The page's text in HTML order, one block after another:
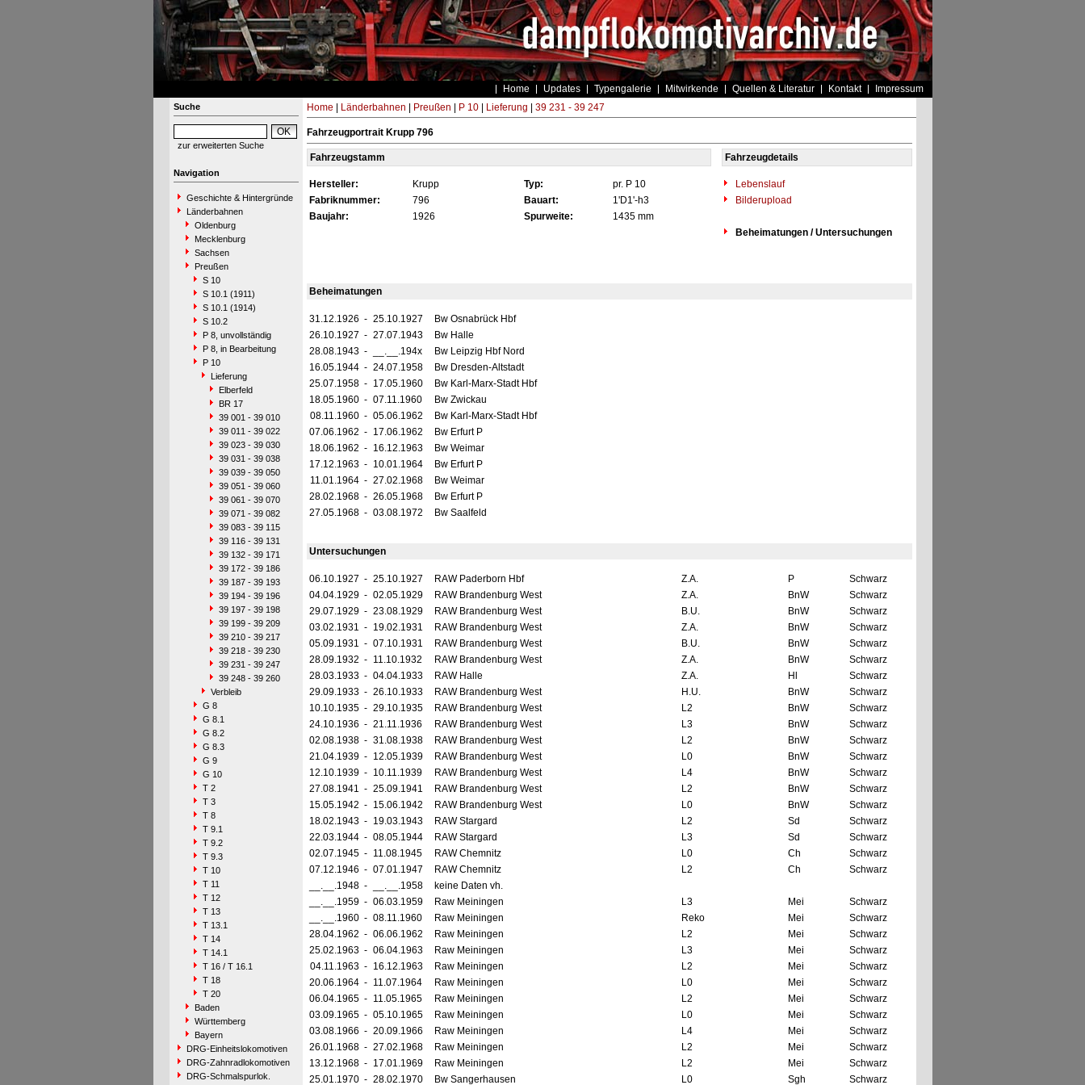
Home Updates Typengalerie Mitwirkende Quellen & Literatur Kontakt Impressum
Suche
zur erweiterten Suche
Navigation
Geschichte & Hintergründe
Länderbahnen
Oldenburg
Mecklenburg
Sachsen
Preußen
S 10
S 10.1 (1911)
S 10.1 (1914)
S 10.2
P 8, unvollständig
P 8, in Bearbeitung
P 10
Lieferung
Elberfeld
BR 17
39 001 - 39 010
39 011 - 39 022
39 023 - 39 030
39 031 - 39 038
39 039 - 39 050
39 051 - 39 060
39 061 - 39 070
39 071 - 39 082
39 083 - 39 115
39 116 - 39 131
39 132 - 39 171
39 172 - 39 186
39 187 - 39 193
39 194 - 39 196
39 197 - 39 198
39 199 - 39 209
39 210 - 39 217
39 218 - 39 230
39 231 - 39 247
39 248 - 39 260
Verbleib
G 8
G 8.1
G 8.2
G 8.3
G 9
G 10
T 2
T 3
T 8
T 9.1
T 9.2
T 9.3
T 10
T 11
T 12
T 13
T 13.1
T 14
T 14.1
T 16 / T 16.1
T 18
T 20
Baden
Württemberg
Bayern
DRG-Einheitslokomotiven
DRG-Zahnradlokomotiven
DRG-Schmalspurlok.
Home Länderbahnen Preußen P 10| Lieferung 39 231 - 39 247
Fahrzeugportrait Krupp 796
Fahrzeugstamm Fahrzeugdetails
Hersteller: Krupp Typ: pr. P 10
Lebenslauf
Fabriknummer:
796 Bauart: 1'D1'-h3
Bilderupload
Baujahr:
1926 Spurweite:
1435 mm
Beheimatungen / Untersuchungen
Beheimatungen
31.12.1926 - 25.10.1927
Bw Osnabrück Hbf
26.10.1927 - 27.07.1943
Bw Halle
28.08.1943 - __.__.194x
Bw Leipzig Hbf Nord
16.05.1944 - 24.07.1958
Bw Dresden-Altstadt
25.07.1958 - 17.05.1960
Bw Karl-Marx-Stadt Hbf
18.05.1960 - 07.11.1960
Bw Zwickau
08.11.1960 - 05.06.1962
Bw Karl-Marx-Stadt Hbf
07.06.1962 - 17.06.1962
Bw Erfurt P
18.06.1962 - 16.12.1963
Bw Weimar
17.12.1963 - 10.01.1964
Bw Erfurt P
11.01.1964 - 27.02.1968
Bw Weimar
28.02.1968 - 26.05.1968
Bw Erfurt P
27.05.1968 - 03.08.1972 Bw Saalfeld
Untersuchungen
06.10.1927 - 25.10.1927 RAW Paderborn Hbf Z.A. P
Schwarz
04.04.1929 - 02.05.1929 RAW Brandenburg West Z.A. BnW
Schwarz
29.07.1929 - 23.08.1929 RAW Brandenburg West B.U. BnW
Schwarz
03.02.1931 - 19.02.1931 RAW Brandenburg West Z.A. BnW
Schwarz
05.09.1931 - 07.10.1931 RAW Brandenburg West B.U. BnW
Schwarz
28.09.1932 - 11.10.1932 RAW Brandenburg West Z.A. BnW
Schwarz
28.03.1933 - 04.04.1933 RAW Halle Z.A. Hl
Schwarz
29.09.1933 - 26.10.1933 RAW Brandenburg West H.U. BnW
Schwarz
10.10.1935 - 29.10.1935 RAW Brandenburg West L2 BnW
Schwarz
24.10.1936 - 21.11.1936 RAW Brandenburg West L3 BnW
Schwarz
02.08.1938 - 31.08.1938 RAW Brandenburg West L2 BnW
Schwarz
21.04.1939 - 12.05.1939 RAW Brandenburg West L0 BnW
Schwarz
12.10.1939 - 10.11.1939 RAW Brandenburg West L4 BnW
Schwarz
27.08.1941 - 25.09.1941 RAW Brandenburg West L2 BnW
Schwarz
15.05.1942 - 15.06.1942 RAW Brandenburg West L0 BnW
Schwarz
18.02.1943 - 19.03.1943 RAW Stargard L2 Sd
Schwarz
22.03.1944 - 08.05.1944 RAW Stargard L3 Sd
Schwarz
02.07.1945 - 11.08.1945 RAW Chemnitz L0 Ch
Schwarz
07.12.1946 - 07.01.1947 RAW Chemnitz L2 Ch
Schwarz
__.__.1948 - __.__.1958
keine Daten vh.
__.__.1959 - 06.03.1959 Raw Meiningen L3 Mei
Schwarz
__.__.1960 - 08.11.1960 Raw Meiningen Reko Mei
Schwarz
28.04.1962 - 06.06.1962 Raw Meiningen L2 Mei
Schwarz
25.02.1963 - 06.04.1963 Raw Meiningen L3 Mei
Schwarz
04.11.1963 - 16.12.1963 Raw Meiningen L2 Mei
Schwarz
20.06.1964 - 11.07.1964 Raw Meiningen L0 Mei
Schwarz
06.04.1965 - 11.05.1965 Raw Meiningen L2 Mei
Schwarz
03.09.1965 - 05.10.1965 Raw Meiningen L0 Mei
Schwarz
03.08.1966 - 20.09.1966 Raw Meiningen L4 Mei
Schwarz
26.01.1968 - 27.02.1968 Raw Meiningen L2 Mei
Schwarz
13.12.1968 - 17.01.1969 Raw Meiningen L2 Mei
Schwarz
25.01.1970 - 28.02.1970 Bw Sangerhausen L0 Sgh Schwarz